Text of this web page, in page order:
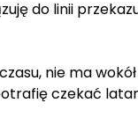
do linii
nie ma
czekać